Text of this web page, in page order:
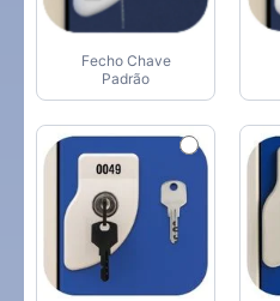
Fecho Chave
Padrão